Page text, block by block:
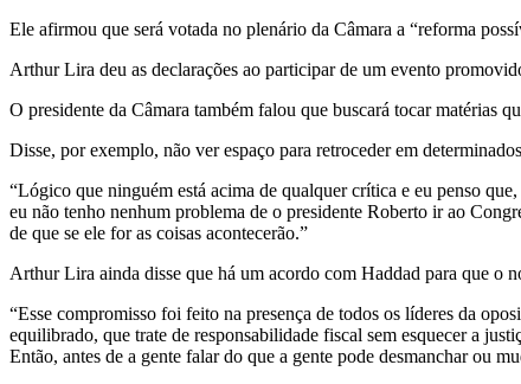
Ele afirmou que será votada no plenário da Câmara a “reforma
Arthur Lira deu as declarações ao participar de um evento
O presidente da Câmara também falou que buscará tocar matérias
Disse, por exemplo, não ver espaço para retroceder em
“Lógico que ninguém está acima de qualquer crítica e eu penso
eu não tenho nenhum problema de o presidente Roberto ir ao
de que se ele for as coisas acontecerão.”
Arthur Lira ainda disse que há um acordo com Haddad para que o
“Esse compromisso foi feito na presença de todos os líderes da
equilibrado, que trate de responsabilidade fiscal sem esquecer a
Então, antes de a gente falar do que a gente pode desmanchar ou